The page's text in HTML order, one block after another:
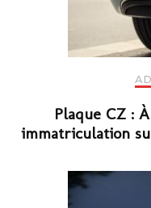
Plaque CZ :
immatriculation